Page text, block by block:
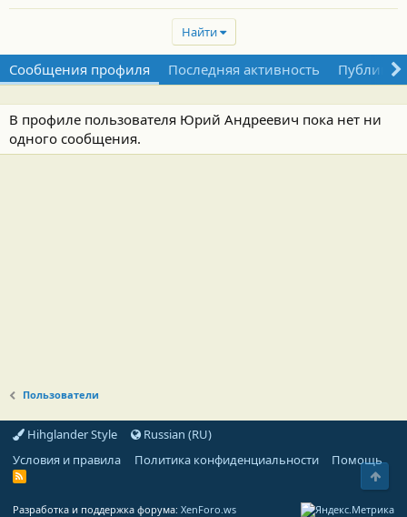
Найти
Сообщения профиля Последняя активность
В профиле пользователя Юрий Андреевич пока нет ни
одного сообщения.
Пользователи
Hihglander Style
Russian (RU)
Условия и правила
Политика конфиденциальности Помощь
R
Разработка и поддержка форума: XenForo.ws